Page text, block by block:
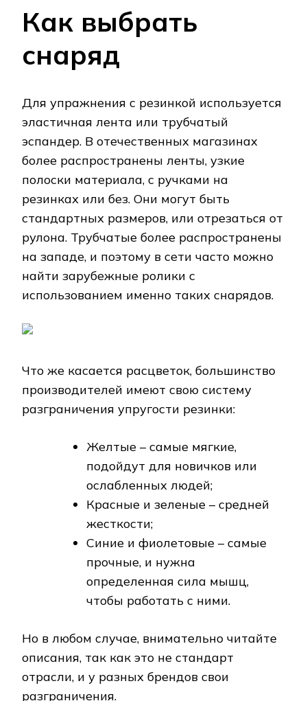
Как выбрать
снаряд
Для упражнения с резинкой используется
эластичная лента или трубчатый
эспандер. В отечественных магазинах
более распространены ленты, узкие
полоски материала, с ручками на
резинках или без. Они могут быть
стандартных размеров, или отрезаться от
рулона. Трубчатые более распространены
на западе, и поэтому в сети часто можно
найти зарубежные ролики с
использованием именно таких снарядов.
Что же касается расцветок, большинство
производителей имеют свою систему
разграничения упругости резинки:
Желтые – самые мягкие,
подойдут для новичков или
ослабленных людей;
Красные и зеленые – средней
жесткости;
Синие и фиолетовые – самые
прочные, и нужна
определенная сила мышц,
чтобы работать с ними.
Но в любом случае, внимательно читайте
описания, так как это не стандарт
отрасли, и у разных брендов свои
разграничения.